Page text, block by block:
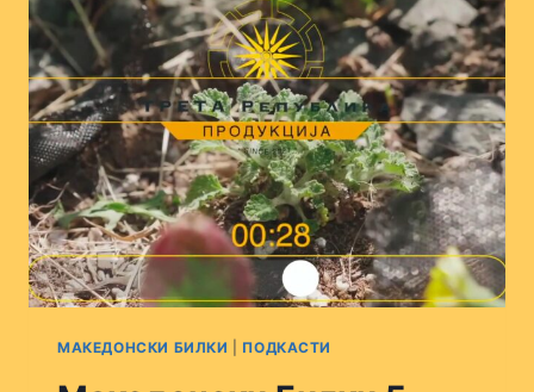
МАКЕДОНСКИ БИЛКИ ПОДКАСТИ